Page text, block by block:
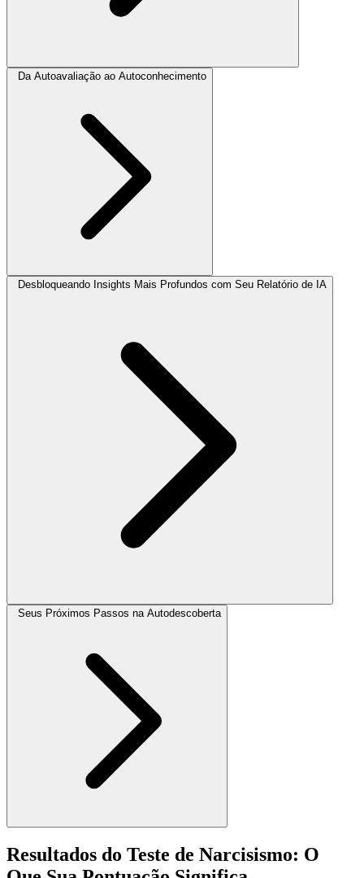
Da Autoavaliação ao Autoconhecimento
Desbloqueando Insights Mais Profundos com Seu Relatório de IA
Seus Próximos Passos na Autodescoberta
Resultados do Teste de Narcisismo: O